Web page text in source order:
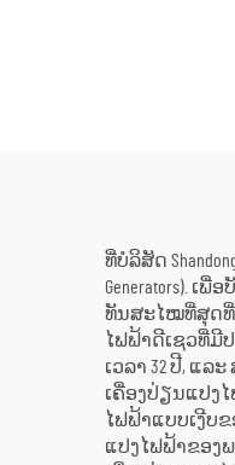
ທີ່ບໍລິສັດ
Generators).
ທັນສະໄໝທີ່ສຸດທີ່
ໄຟຟ້າດີເຊວທີ່ມີປ
ເວລາ 32 ປີ, ແລ
ເຄື່ອງປ່ຽນແປງ
ໄຟຟ້າແບບເງີບຂ
ແປງໄຟຟ້າຂອງ